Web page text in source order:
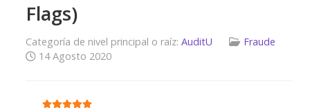
Flags)
Categoría de nivel principal o raíz: AuditU
Fraude
14 Agosto 2020